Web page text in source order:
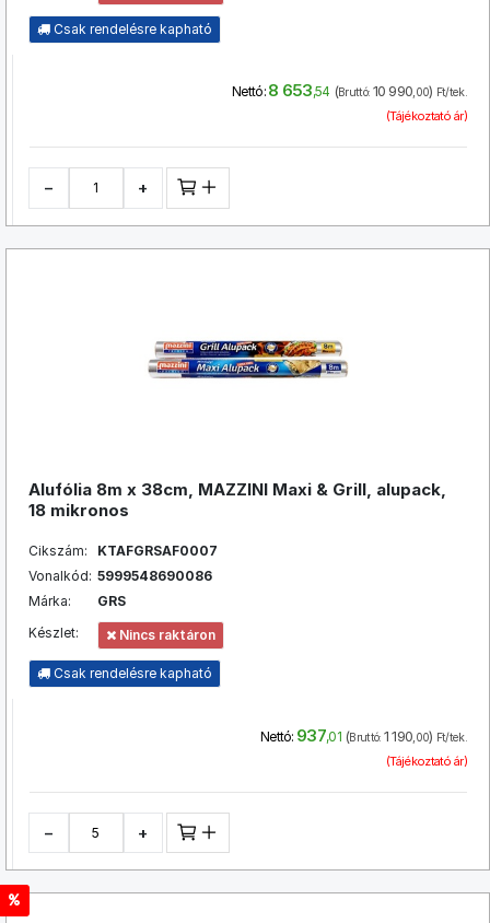
Csak rendelésre kapható
Nettó: 8 653,54 (Bruttó: 10 990,00) Ft/tek.
(Tájékoztató ár)
− +
Alufólia 8m x 38cm, MAZZINI Maxi & Grill, alupack,
18 mikronos
Cikszám:
KTAFGRSAF0007
Vonalkód: 5999548690086
Márka:
GRS
Készlet:
Nincs raktáron
Csak rendelésre kapható
Nettó: 937,01 (Bruttó: 1 190,00) Ft/tek.
(Tájékoztató ár)
− +